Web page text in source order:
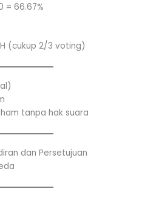
= 66.67%
(cukup 2/3 voting)
tanpa hak suara
dan Persetujuan